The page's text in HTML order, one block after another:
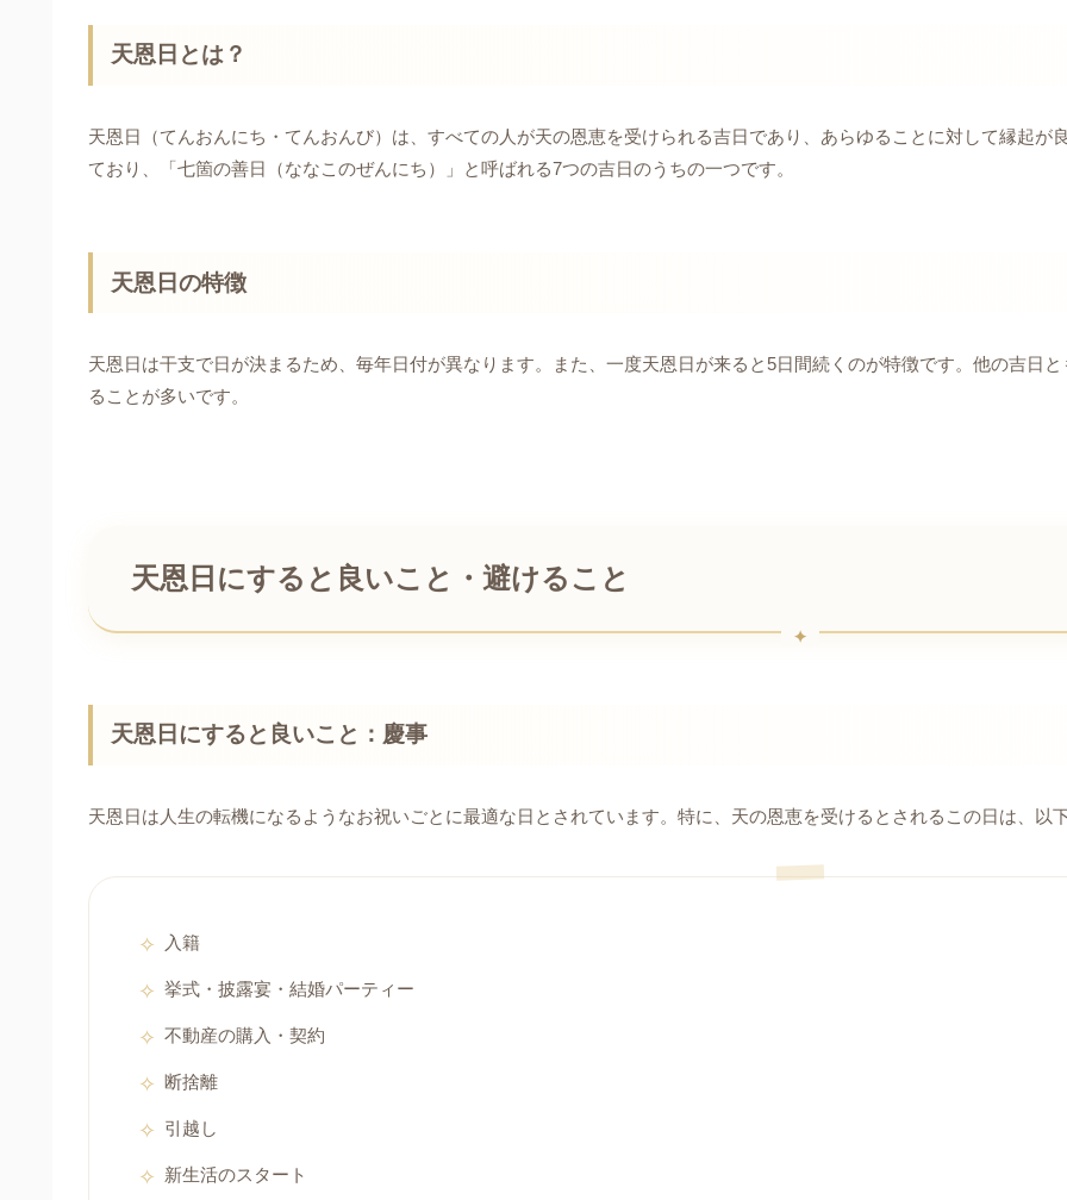
天恩日とは？
天恩日（てんおんにち・てんおんび）は、すべての人が天の恩恵を受けられる吉日であり、あらゆることに対して縁起
ており、「七箇の善日（ななこのぜんにち）」と呼ばれる7つの吉日のうちの一つです。
天恩日の特徴
天恩日は干支で日が決まるため、毎年日付が異なります。また、一度天恩日が来ると5日間続くのが特徴です。他の吉日
ることが多いです。
天恩日にすると良いこと・避けること
天恩日にすると良いこと：慶事
天恩日は人生の転機になるようなお祝いごとに最適な日とされています。特に、天の恩恵を受けるとされるこの日は、以
入籍
挙式・披露宴・結婚パーティー
不動産の購入・契約
断捨離
引越し
新生活のスタート